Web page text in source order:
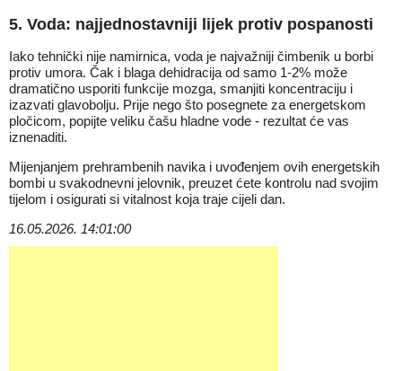
5. Voda: najjednostavniji lijek protiv pospanosti
Iako tehnički nije namirnica, voda je najvažniji čimbenik u borbi
protiv umora. Čak i blaga dehidracija od samo 1-2% može
dramatično usporiti funkcije mozga, smanjiti koncentraciju i
izazvati glavobolju. Prije nego što posegnete za energetskom
pločicom, popijte veliku čašu hladne vode - rezultat će vas
iznenaditi.
Mijenjanjem prehrambenih navika i uvođenjem ovih energetskih
bombi u svakodnevni jelovnik, preuzet ćete kontrolu nad svojim
tijelom i osigurati si vitalnost koja traje cijeli dan.
16.05.2026. 14:01:00